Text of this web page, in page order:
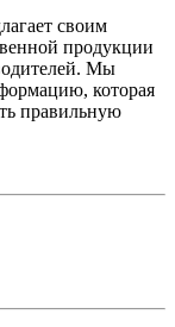
своим
продукции
Мы
которая
правильную